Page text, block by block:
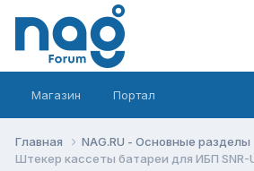
Магазин Портал
Главная NAG.RU - Основные разделы
Штекер кассеты батареи для ИБП SNR-